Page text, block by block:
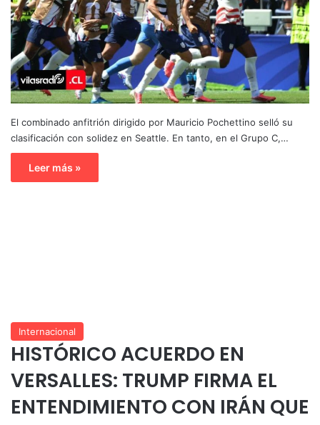
El combinado anfitrión dirigido por Mauricio Pochettino selló su
clasificación con solidez en Seattle. En tanto, en el Grupo C,…
Leer más »
Internacional
HISTÓRICO ACUERDO EN
VERSALLES: TRUMP FIRMA EL
ENTENDIMIENTO CON IRÁN QUE